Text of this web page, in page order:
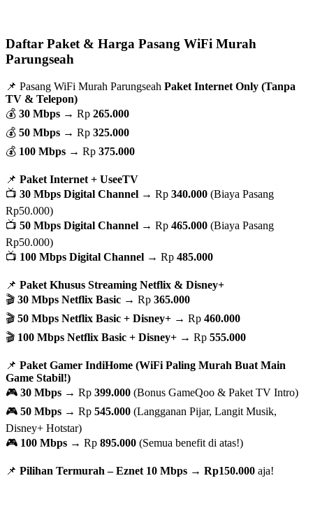
Daftar Paket & Harga Pasang WiFi Murah
Parungseah
📌 Pasang WiFi Murah Parungseah Paket Internet Only (Tanpa
TV & Telepon)
💰 30 Mbps → Rp 265.000
💰 50 Mbps → Rp 325.000
💰 100 Mbps → Rp 375.000
📌 Paket Internet + UseeTV
📺 30 Mbps Digital Channel → Rp 340.000 (Biaya Pasang
Rp50.000)
📺 50 Mbps Digital Channel → Rp 465.000 (Biaya Pasang
Rp50.000)
📺 100 Mbps Digital Channel → Rp 485.000
📌 Paket Khusus Streaming Netflix & Disney+
🎬 30 Mbps Netflix Basic → Rp 365.000
🎬 50 Mbps Netflix Basic + Disney+ → Rp 460.000
🎬 100 Mbps Netflix Basic + Disney+ → Rp 555.000
📌 Paket Gamer IndiHome (WiFi Paling Murah Buat Main
Game Stabil!)
🎮 30 Mbps → Rp 399.000 (Bonus GameQoo & Paket TV Intro)
🎮 50 Mbps → Rp 545.000 (Langganan Pijar, Langit Musik,
Disney+ Hotstar)
🎮 100 Mbps → Rp 895.000 (Semua benefit di atas!)
📌 Pilihan Termurah – Eznet 10 Mbps → Rp150.000 aja!